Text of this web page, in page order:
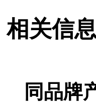
相关信息
同品牌